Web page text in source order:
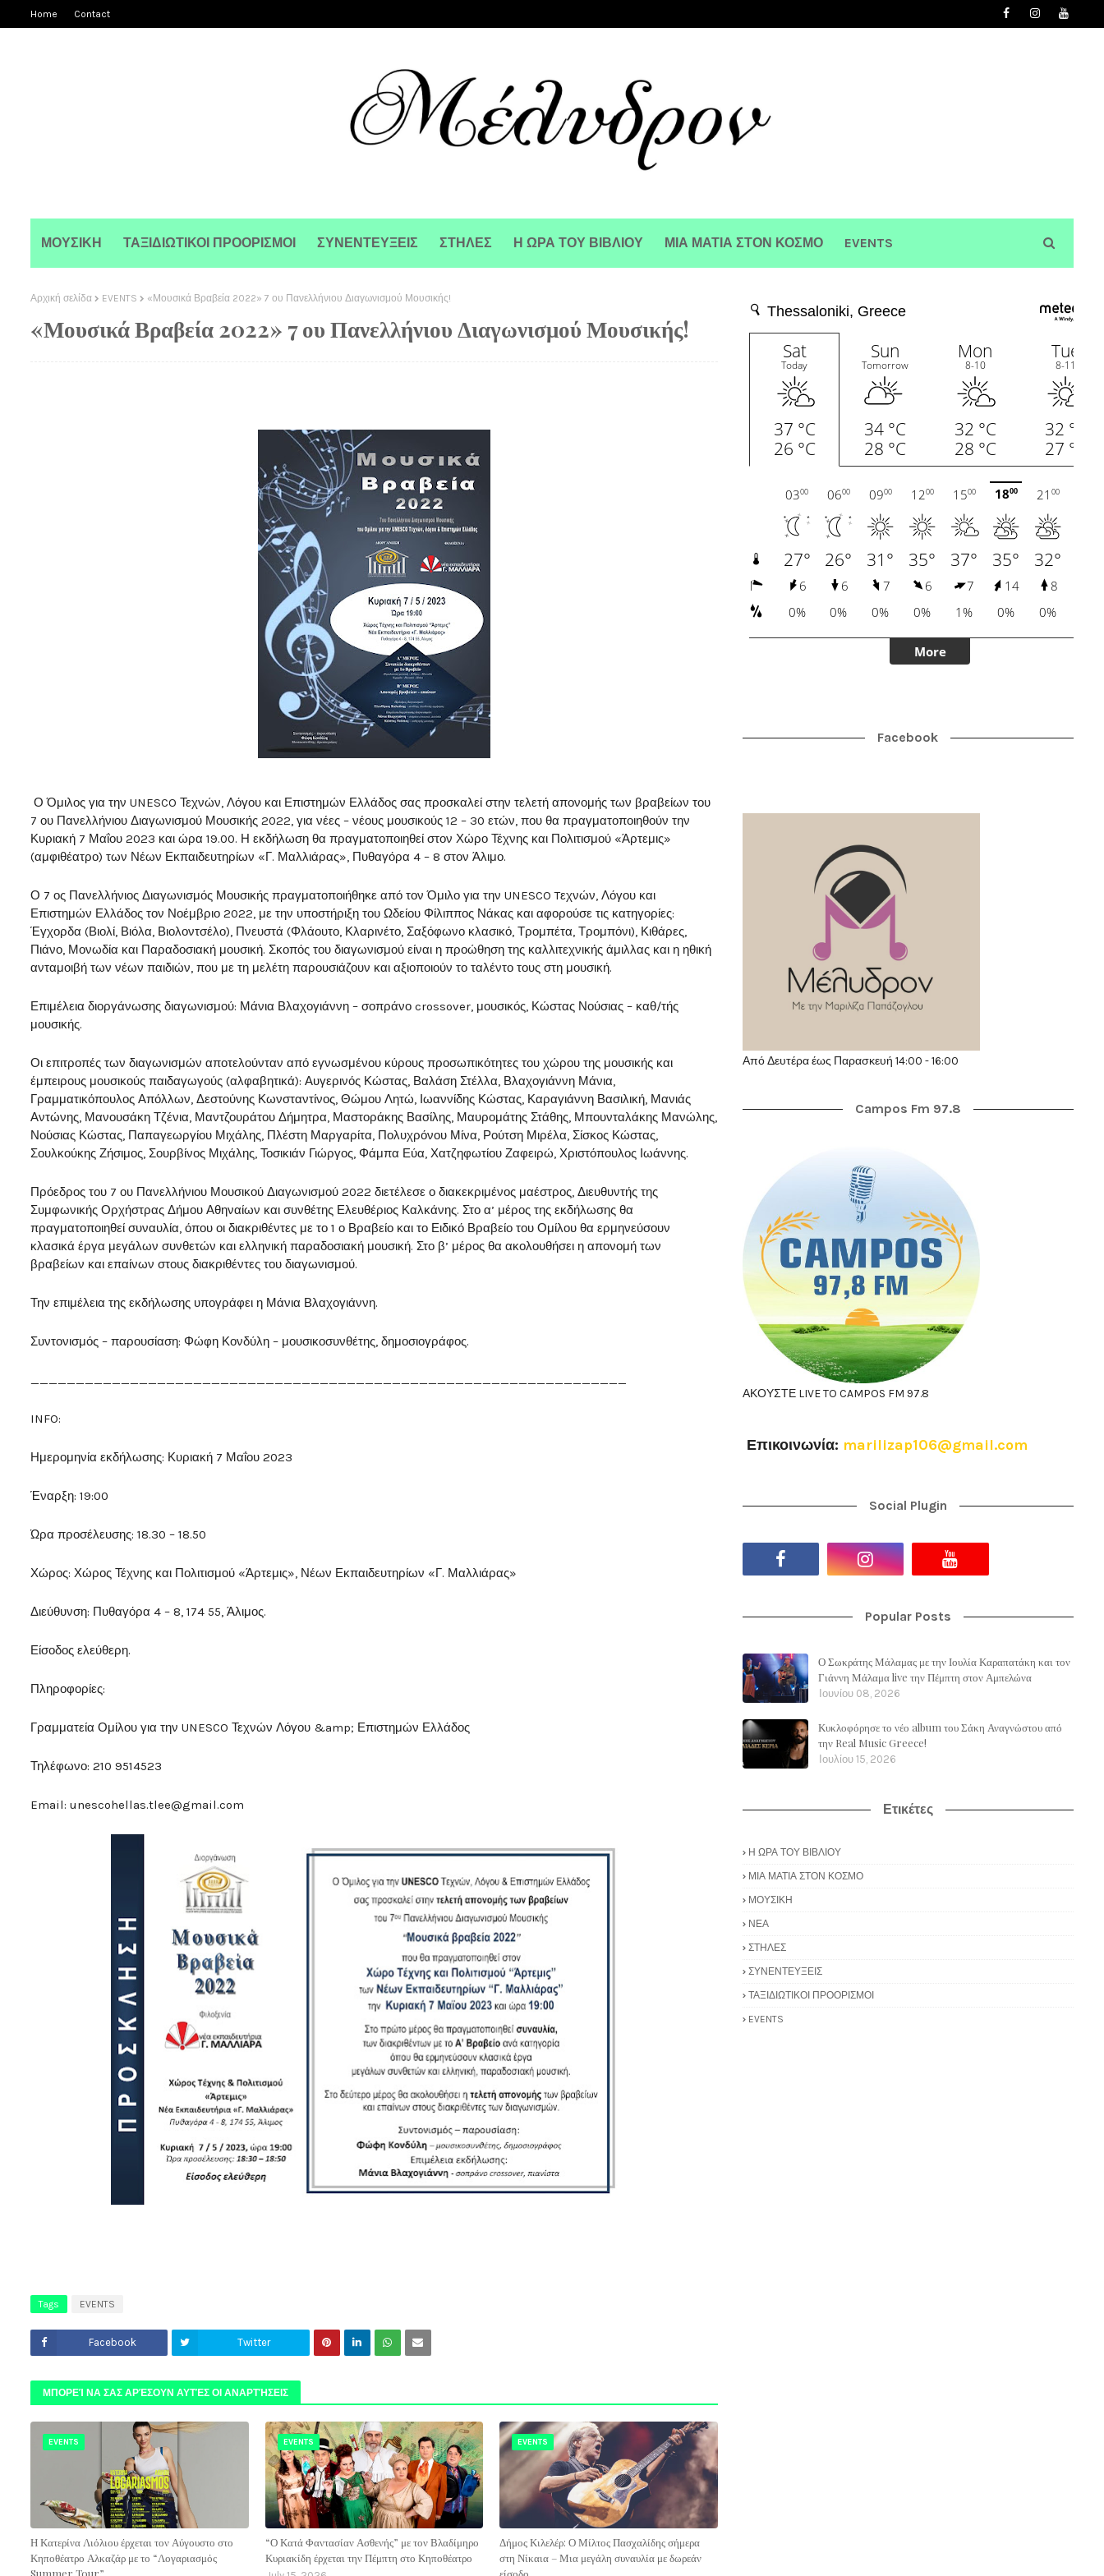
Home Contact
ΜΟΥΣΙΚΗ ΤΑΞΙΔΙΩΤΙΚΟΙ ΠΡΟΟΡΙΣΜΟΙ ΣΥΝΕΝΤΕΥΞΕΙΣ ΣΤΗΛΕΣ Η ΩΡΑ ΤΟΥ ΒΙΒΛΙΟΥ ΜΙΑ ΜΑΤΙΑ ΣΤΟΝ ΚΟΣΜΟ EVENTS
Αρχική σελίδα EVENTS «Μουσικά Βραβεία 2022» 7 ου Πανελλήνιου Διαγωνισμού Μουσικής!
«Μουσικά Βραβεία 2022» 7 ου Πανελλήνιου Διαγωνισμού Μουσικής!
Ο Όμιλος για την UNESCO Τεχνών, Λόγου και Επιστημών Ελλάδος σας προσκαλεί στην τελετή απονομής των βραβείων του
7 ου Πανελλήνιου Διαγωνισμού Μουσικής 2022, για νέες – νέους μουσικούς 12 – 30 ετών, που θα πραγματοποιηθούν την
Κυριακή 7 Μαΐου 2023 και ώρα 19.00. Η εκδήλωση θα πραγματοποιηθεί στον Χώρο Τέχνης και Πολιτισμού «Άρτεμις»
(αμφιθέατρο) των Νέων Εκπαιδευτηρίων «Γ. Μαλλιάρας», Πυθαγόρα 4 – 8 στον Άλιμο.
Ο 7 ος Πανελλήνιος Διαγωνισμός Μουσικής πραγματοποιήθηκε από τον Όμιλο για την UNESCO Tεχνών, Λόγου και
Επιστημών Ελλάδος τον Νοέμβριο 2022, με την υποστήριξη του Ωδείου Φίλιππος Νάκας και αφορούσε τις κατηγορίες:
Έγχορδα (Βιολί, Βιόλα, Βιολοντσέλο), Πνευστά (Φλάουτο, Κλαρινέτο, Σαξόφωνο κλασικό, Τρομπέτα, Τρομπόνι), Κιθάρες,
Πιάνο, Μονωδία και Παραδοσιακή μουσική. Σκοπός του διαγωνισμού είναι η προώθηση της καλλιτεχνικής άμιλλας και η ηθική
ανταμοιβή των νέων παιδιών, που με τη μελέτη παρουσιάζουν και αξιοποιούν το ταλέντο τους στη μουσική.
Επιμέλεια διοργάνωσης διαγωνισμού: Μάνια Βλαχογιάννη – σοπράνο crossover, μουσικός, Κώστας Νούσιας – καθ/τής
μουσικής.
Οι επιτροπές των διαγωνισμών αποτελούνταν από εγνωσμένου κύρους προσωπικότητες του χώρου της μουσικής και
έμπειρους μουσικούς παιδαγωγούς (αλφαβητικά): Αυγερινός Κώστας, Βαλάση Στέλλα, Βλαχογιάννη Μάνια,
Γραμματικόπουλος Απόλλων, Δεστούνης Κωνσταντίνος, Θώμου Λητώ, Ιωαννίδης Κώστας, Καραγιάννη Βασιλική, Μανιάς
Αντώνης, Μανουσάκη Τζένια, Μαντζουράτου Δήμητρα, Μαστοράκης Βασίλης, Μαυρομάτης Στάθης, Μπουνταλάκης Μανώλης,
Νούσιας Κώστας, Παπαγεωργίου Μιχάλης, Πλέστη Μαργαρίτα, Πολυχρόνου Μίνα, Ρούτση Μιρέλα, Σίσκος Κώστας,
Σουλκούκης Ζήσιμος, Σουρβίνος Μιχάλης, Τοσικιάν Γιώργος, Φάμπα Εύα, Χατζηφωτίου Ζαφειρώ, Χριστόπουλος Ιωάννης.
Πρόεδρος του 7 ου Πανελλήνιου Μουσικού Διαγωνισμού 2022 διετέλεσε ο διακεκριμένος μαέστρος, Διευθυντής της
Συμφωνικής Ορχήστρας Δήμου Αθηναίων και συνθέτης Ελευθέριος Καλκάνης. Στο α’ μέρος της εκδήλωσης θα
πραγματοποιηθεί συναυλία, όπου οι διακριθέντες με το 1 ο Βραβείο και το Ειδικό Βραβείο του Ομίλου θα ερμηνεύσουν
κλασικά έργα μεγάλων συνθετών και ελληνική παραδοσιακή μουσική. Στο β’ μέρος θα ακολουθήσει η απονομή των
βραβείων και επαίνων στους διακριθέντες του διαγωνισμού.
Την επιμέλεια της εκδήλωσης υπογράφει η Μάνια Βλαχογιάννη.
Συντονισμός – παρουσίαση: Φώφη Κονδύλη – μουσικοσυνθέτης, δημοσιογράφος.
__________________________________________________________________
INFO:
Ημερομηνία εκδήλωσης: Κυριακή 7 Μαΐου 2023
Έναρξη: 19:00
Ώρα προσέλευσης: 18.30 – 18.50
Χώρος: Χώρος Τέχνης και Πολιτισμού «Άρτεμις», Νέων Εκπαιδευτηρίων «Γ. Μαλλιάρας»
Διεύθυνση: Πυθαγόρα 4 – 8, 174 55, Άλιμος.
Είσοδος ελεύθερη.
Πληροφορίες:
Γραμματεία Ομίλου για την UNESCO Τεχνών Λόγου &amp; Επιστημών Ελλάδος
Τηλέφωνο: 210 9514523
Email: unescohellas.tlee@gmail.com
Tags EVENTS
Facebook Twitter
ΜΠΟΡΕΊ ΝΑ ΣΑΣ ΑΡΈΣΟΥΝ ΑΥΤΈΣ ΟΙ ΑΝΑΡΤΉΣΕΙΣ
EVENTS
Η Κατερίνα Λιόλιου έρχεται τον Αύγουστο στο
Κηποθέατρο Αλκαζάρ με το “Λογαριασμός
Summer Tour”
EVENTS
“Ο Κατά Φαντασίαν Ασθενής” με τον Βλαδίμηρο
Κυριακίδη έρχεται την Πέμπτη στο Κηποθέατρο
EVENTS
Δήμος Κιλελέρ: Ο Μίλτος Πασχαλίδης σήμερα
στη Νίκαια – Μια μεγάλη συναυλία με δωρεάν
είσοδο
Facebook
Από Δευτέρα έως Παρασκευή 14:00 - 16:00
Campos Fm 97.8
ΑΚΟΥΣΤΕ LIVE TO CAMPOS FM 97.8
Επικοινωνία: marilizap106@gmail.com
Social Plugin
Popular Posts
Ο Σωκράτης Μάλαμας με την Ιουλία Καραπατάκη και τον
Γιάννη Μάλαμα live την Πέμπτη στον Αμπελώνα
Ιουνίου 08, 2026
Κυκλοφόρησε το νέο album του Σάκη Αναγνώστου από
την Real Music Greece!
Ιουλίου 15, 2026
Ετικέτες
Η ΩΡΑ ΤΟΥ ΒΙΒΛΙΟΥ
ΜΙΑ ΜΑΤΙΑ ΣΤΟΝ ΚΟΣΜΟ
ΜΟΥΣΙΚΗ
ΝΕΑ
ΣΤΗΛΕΣ
ΣΥΝΕΝΤΕΥΞΕΙΣ
ΤΑΞΙΔΙΩΤΙΚΟΙ ΠΡΟΟΡΙΣΜΟΙ
EVENTS